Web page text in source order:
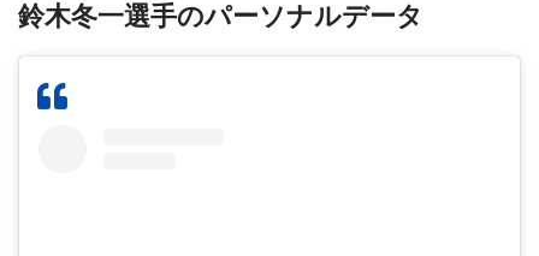
鈴木冬一選手のパーソナルデータ